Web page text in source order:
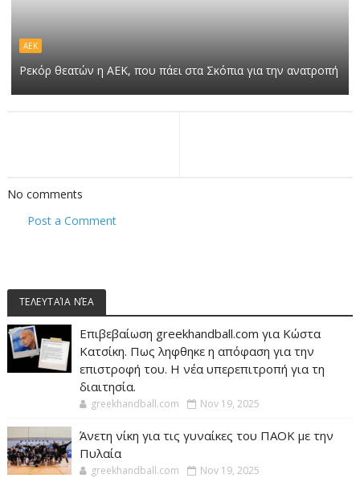
ΑΕΚ
Ρεκόρ θεατών η ΑΕΚ, που πάει στα Σκόπια για την ανατροπή
No comments
Post a Comment
ΤΕΛΕΥΤΑΊΑ ΝΈΑ
Επιβεβαίωση greekhandball.com για Κώστα
Κατσίκη. Πως ληφθηκε η απόφαση για την
επιστροφή του. Η νέα υπερεπιτροπή για τη
διαιτησία.
greekhandball.com Nov 19, 2025
Άνετη νίκη για τις γυναίκες του ΠΑΟΚ με την
Πυλαία
greekhandball.com Nov 19, 2025